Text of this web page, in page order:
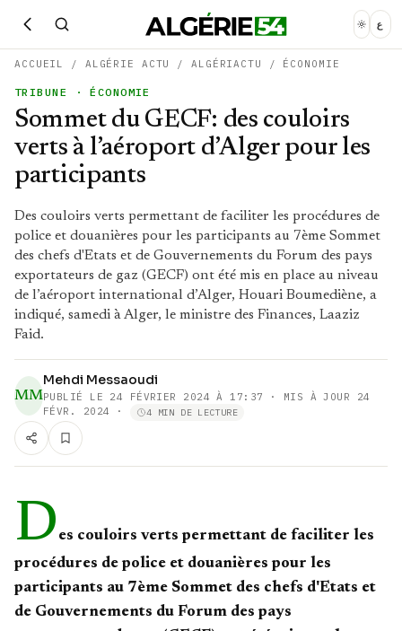
ع
ACCUEIL / ALGÉRIE ACTU /ALGÉRIACTU / ÉCONOMIE
TRIBUNE · ÉCONOMIE
Sommet du GECF: des couloirs
verts à l’aéroport d’Alger pour les
participants
Des couloirs verts permettant de faciliter les procédures de
police et douanières pour les participants au 7ème Sommet
des chefs d'Etats et de Gouvernements du Forum des pays
exportateurs de gaz (GECF) ont été mis en place au niveau
de l’aéroport international d’Alger, Houari Boumediène, a
indiqué, samedi à Alger, le ministre des Finances, Laaziz
Faid.
MM
Mehdi Messaoudi
PUBLIÉ LE 24 FÉVRIER 2024 À 17:37
· MIS À JOUR 24
FÉVR. 2024
· 4 MIN DE LECTURE
D es couloirs verts permettant de faciliter les
procédures de police et douanières pour les
participants au 7ème Sommet des chefs d'Etats et
de Gouvernements du Forum des pays